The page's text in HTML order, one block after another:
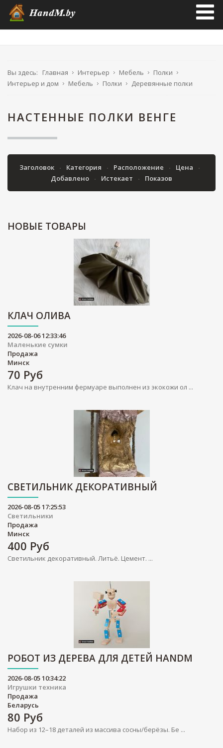
Вы здесь: Главная Интерьер Мебель
Полки
Интерьер и дом
Мебель Полки Деревянные полки
НАСТЕННЫЕ ПОЛКИ ВЕНГЕ
Заголовок Категория Расположение
Цена
Добавлено
Истекает Показов
НОВЫЕ ТОВАРЫ
КЛАЧ ОЛИВА
2026-08-06 12:33:46
Маленькие сумки
Продажа
Минск
70 Руб
Клач на внутренним фермуаре выполнен из экокожи ол ...
СВЕТИЛЬНИК ДЕКОРАТИВНЫЙ
2026-08-05 17:25:53
Светильники
Продажа
Минск
400 Руб
Светильник декоративный. Литьё. Цемент. ...
РОБОТ ИЗ ДЕРЕВА ДЛЯ ДЕТЕЙ HANDM
2026-08-05 10:34:22
Игрушки техника
Продажа
Беларусь
80 Руб
Набор из 12–18 деталей из массива сосны/берёзы. Бе ...